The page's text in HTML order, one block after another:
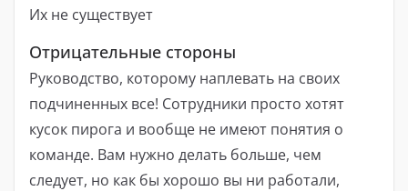
Их не существует
Отрицательные стороны
Руководство, которому наплевать на своих
подчиненных все! Сотрудники просто хотят
кусок пирога и вообще не имеют понятия о
команде. Вам нужно делать больше, чем
следует, но как бы хорошо вы ни работали,